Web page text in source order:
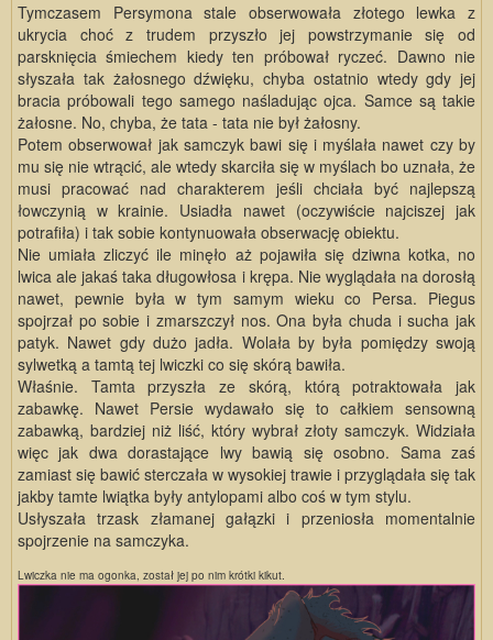
Tymczasem Persymona stale obserwowała złotego lewka z
ukrycia choć z trudem przyszło jej powstrzymanie się od
parsknięcia śmiechem kiedy ten próbował ryczeć. Dawno nie
słyszała tak żałosnego dźwięku, chyba ostatnio wtedy gdy jej
bracia próbowali tego samego naśladując ojca. Samce są takie
żałosne. No, chyba, że tata - tata nie był żałosny.
Potem obserwował jak samczyk bawi się i myślała nawet czy by
mu się nie wtrącić, ale wtedy skarciła się w myślach bo uznała, że
musi pracować nad charakterem jeśli chciała być najlepszą
łowczynią w krainie. Usiadła nawet (oczywiście najciszej jak
potrafiła) i tak sobie kontynuowała obserwację obiektu.
Nie umiała zliczyć ile minęło aż pojawiła się dziwna kotka, no
lwica ale jakaś taka długowłosa i krępa. Nie wyglądała na dorosłą
nawet, pewnie była w tym samym wieku co Persa. Piegus
spojrzał po sobie i zmarszczył nos. Ona była chuda i sucha jak
patyk. Nawet gdy dużo jadła. Wolała by była pomiędzy swoją
sylwetką a tamtą tej lwiczki co się skórą bawiła.
Właśnie. Tamta przyszła ze skórą, którą potraktowała jak
zabawkę. Nawet Persie wydawało się to całkiem sensowną
zabawką, bardziej niż liść, który wybrał złoty samczyk. Widziała
więc jak dwa dorastające lwy bawią się osobno. Sama zaś
zamiast się bawić sterczała w wysokiej trawie i przyglądała się tak
jakby tamte lwiątka były antylopami albo coś w tym stylu.
Usłyszała trzask złamanej gałązki i przeniosła momentalnie
spojrzenie na samczyka.
Lwiczka nie ma ogonka, został jej po nim krótki kikut.